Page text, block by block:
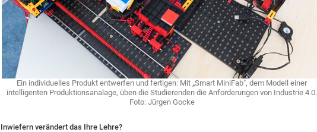
Ein individuelles Produkt entwerfen und fertigen: Mit „Smart MiniFab", dem Modell einer
intelligenten Produktionsanalage, üben die Studierenden die Anforderungen von Industrie 4.0.
Foto: Jürgen Gocke
Inwiefern verändert das Ihre Lehre?